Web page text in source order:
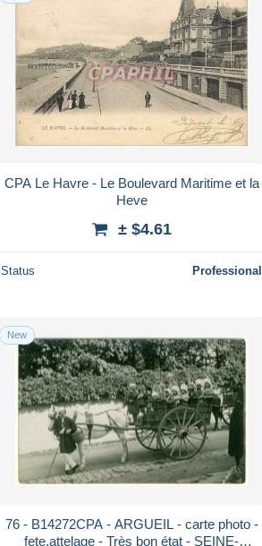
CPA Le Havre - Le Boulevard Maritime et la
Heve
± $4.61
Status Professional
New
76 - B14272CPA - ARGUEIL - carte photo -
fete,attelage - Très bon état - SEINE-